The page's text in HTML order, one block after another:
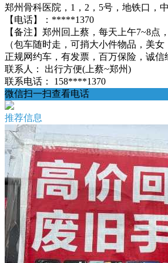
郑州骨科医院，1，2，5号，地铁口，
【电话】：*****1370
【备注】郑州回上蔡，每天上午7~8点
（包车随时走，可捎大小件物品，美
正规网约车，有发票，百万保险，诚
联系人：
出行方便(上蔡~郑州)
联系电话：
158****1370
微信扫一扫查看电话
推荐信息